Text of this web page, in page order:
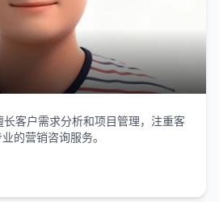
客户需求分析和项目管理，注重客
的营销咨询服务。